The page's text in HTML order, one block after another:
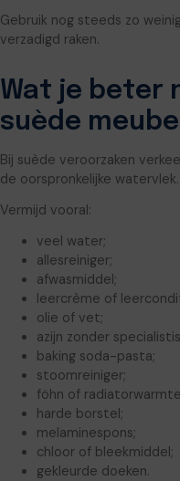
Gebruik nog steeds zo
verzadigd raken.
Wat je beter
suède
Bij suède veroorzaken
de oorspronkelijke watervlek.
Vermijd vooral:
veel water;
allesreiniger;
afwasmiddel;
leercrème of
olie of vet;
azijn zonder
baking soda-pasta;
stoomreiniger;
föhn of
harde borstel;
melaminespons;
chloor of bleekmiddel;
gekleurde doeken.